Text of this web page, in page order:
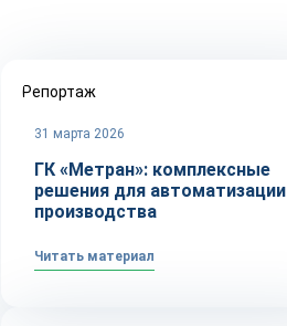
Репортаж
31 марта 2026
ГК «Метран»: комплексные
решения для автоматизации
производства
Читать материал